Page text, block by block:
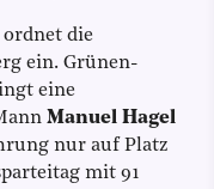
ordnet die
ein. Grünen-
eine
Manuel Hagel
nur auf Platz
mit 91